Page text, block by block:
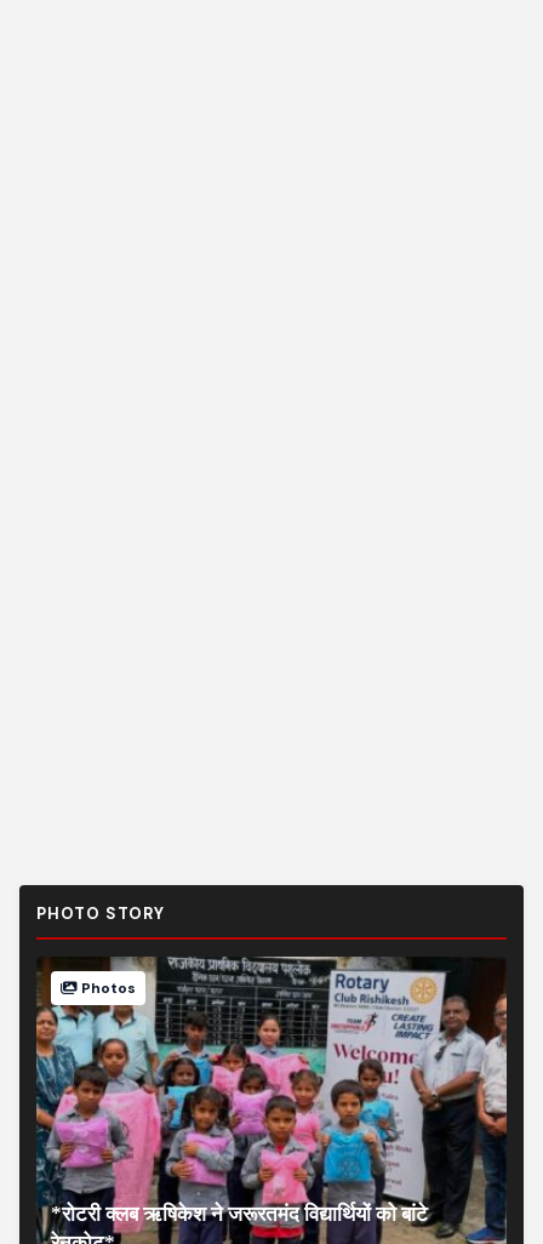
PHOTO STORY
Photos
*रोटरी क्लब ऋषिकेश ने जरूरतमंद विद्यार्थियों को बांटे